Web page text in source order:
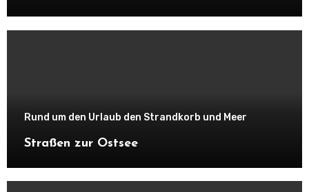
Rund um den Urlaub den Strandkorb und Meer
Straßen zur Ostsee